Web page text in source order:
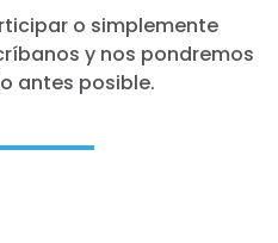
o simplemente
y nos pondremos
antes posible.